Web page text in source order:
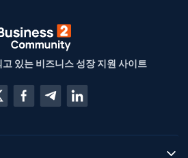
있는 비즈니스 성장 지원 사이트